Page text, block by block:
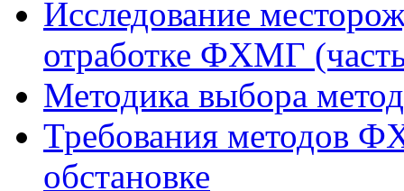
Исследование
отработке ФХМГ
Методика выбора
Требования методов
обстановке